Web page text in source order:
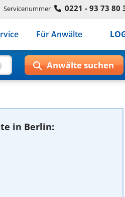
Servicenummer 0221 - 93 73 80
Für Anwälte
in Berlin: